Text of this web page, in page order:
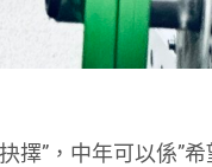
擇”，中年可以係”